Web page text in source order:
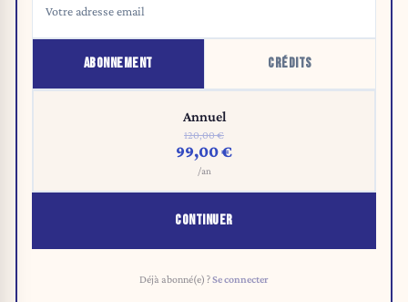
ABONNEMENT CRÉDITS
Annuel
120,00 €
99,00 €
/an
CONTINUER
Déjà abonné(e) ?Se connecter